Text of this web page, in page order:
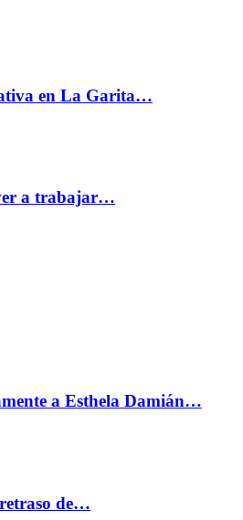
en La Garita…
a trabajar…
a Esthela Damián…
de…